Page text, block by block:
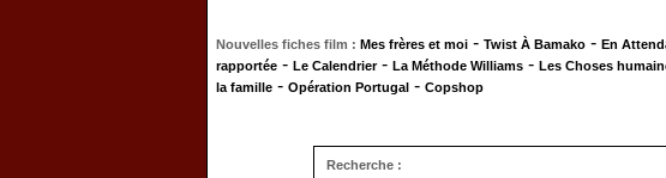
Nouvelles fiches film : Mes frères et moi - Twist À Bamako - En
rapportée - Le Calendrier- La Méthode Williams - Les Choses
la famille - Opération Portugal - Copshop
Recherche :